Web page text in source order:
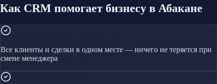
Как CRM помогает бизнесу в Абакане
Все клиенты и сделки в одном месте — ничего не теряется при
смене менеджера